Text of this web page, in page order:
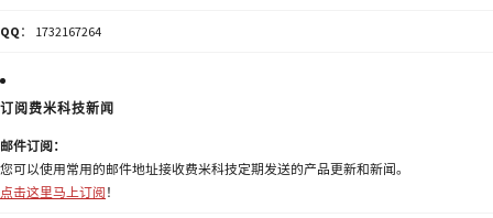
QQ ： 1732167264
订阅费米科技新闻
邮件订阅：
您可以使用常用的邮件地址接收费米科技定期发送的产品更新和新闻。
点击这里马上订阅 ！